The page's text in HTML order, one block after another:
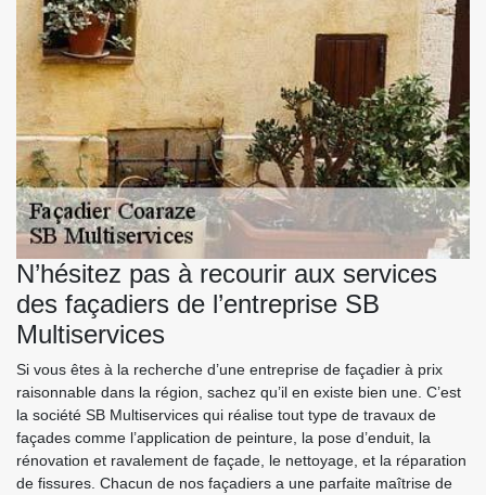
N’hésitez pas à recourir aux services
des façadiers de l’entreprise SB
Multiservices
Si vous êtes à la recherche d’une entreprise de façadier à prix
raisonnable dans la région, sachez qu’il en existe bien une. C’est
la société SB Multiservices qui réalise tout type de travaux de
façades comme l’application de peinture, la pose d’enduit, la
rénovation et ravalement de façade, le nettoyage, et la réparation
de fissures. Chacun de nos façadiers a une parfaite maîtrise de